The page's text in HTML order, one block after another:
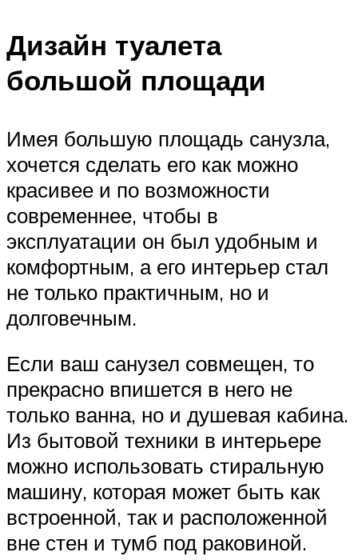
Дизайн туалета
большой площади
Имея большую площадь санузла,
хочется сделать его как можно
красивее и по возможности
современнее, чтобы в
эксплуатации он был удобным и
комфортным, а его интерьер стал
не только практичным, но и
долговечным.
Если ваш санузел совмещен, то
прекрасно впишется в него не
только ванна, но и душевая кабина.
Из бытовой техники в интерьере
можно использовать стиральную
машину, которая может быть как
встроенной, так и расположенной
вне стен и тумб под раковиной.